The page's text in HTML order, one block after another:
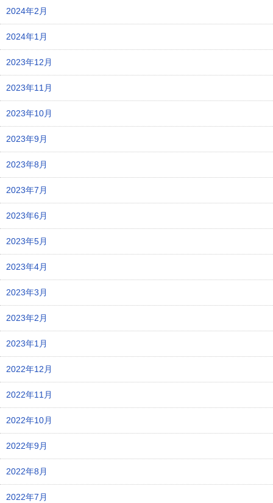
2024年2月
2024年1月
2023年12月
2023年11月
2023年10月
2023年9月
2023年8月
2023年7月
2023年6月
2023年5月
2023年4月
2023年3月
2023年2月
2023年1月
2022年12月
2022年11月
2022年10月
2022年9月
2022年8月
2022年7月